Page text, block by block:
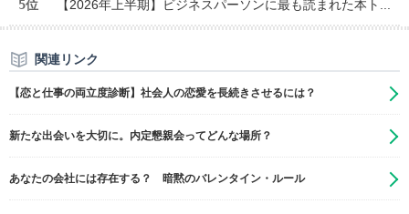
5位 【2026年上半期】ビジネスパーソンに最も読まれた本ト...
関連リンク
【恋と仕事の両立度診断】社会人の恋愛を長続きさせるには？
新たな出会いを大切に。内定懇親会ってどんな場所？
あなたの会社には存在する？ 暗黙のバレンタイン・ルール